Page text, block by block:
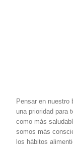
Pensar en
una prioridad para
como más
somos más
los hábitos